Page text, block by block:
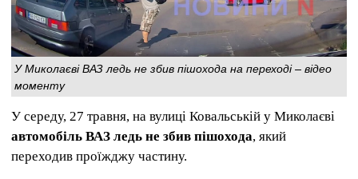
У Миколаєві ВАЗ ледь не збив пішохода на переході – відео
моменту
У середу, 27 травня, на вулиці Ковальській у Миколаєві
автомобіль ВАЗ ледь не збив пішохода, який
переходив проїжджу частину.